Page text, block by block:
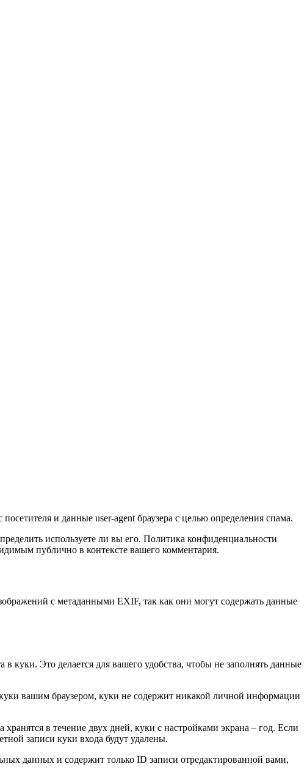
и данные user-agent браузера с целью определения спама.
используете ли вы его. Политика конфиденциальности
публично в контексте вашего комментария.
с метаданными EXIF, так как они могут содержать данные
куки. Это делается для вашего удобства, чтобы не заполнять данные
вашим браузером, куки не содержит никакой личной информации
в течение двух дней, куки с настройками экрана – год. Если
записи куки входа будут удалены.
данных и содержит только ID записи отредактированной вами,